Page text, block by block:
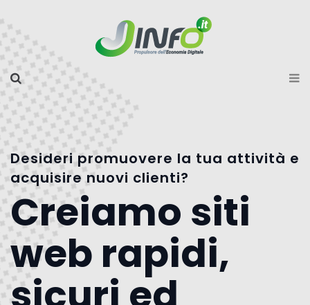
Desideri promuovere la tua attività e
acquisire nuovi clienti?
Creiamo siti
web rapidi,